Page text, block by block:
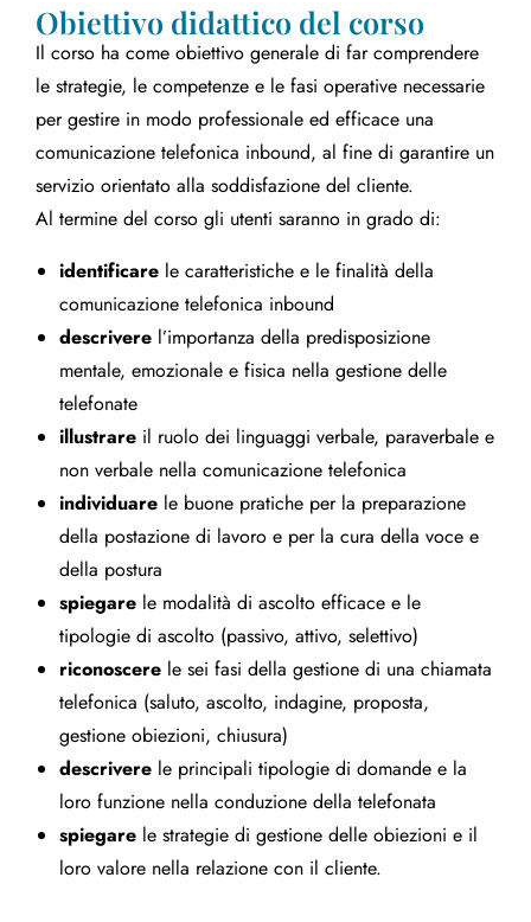
Obiettivo didattico del corso
Il corso ha come obiettivo generale di far comprendere
le strategie, le competenze e le fasi operative necessarie
per gestire in modo professionale ed efficace una
comunicazione telefonica inbound, al fine di garantire un
servizio orientato alla soddisfazione del cliente.
Al termine del corso gli utenti saranno in grado di:
identificare le caratteristiche e le finalità della
comunicazione telefonica inbound
descrivere l’importanza della predisposizione
mentale, emozionale e fisica nella gestione delle
telefonate
illustrare il ruolo dei linguaggi verbale, paraverbale e
non verbale nella comunicazione telefonica
individuare le buone pratiche per la preparazione
della postazione di lavoro e per la cura della voce e
della postura
spiegare le modalità di ascolto efficace e le
tipologie di ascolto (passivo, attivo, selettivo)
riconoscere le sei fasi della gestione di una chiamata
telefonica (saluto, ascolto, indagine, proposta,
gestione obiezioni, chiusura)
descrivere le principali tipologie di domande e la
loro funzione nella conduzione della telefonata
spiegare le strategie di gestione delle obiezioni e il
loro valore nella relazione con il cliente.